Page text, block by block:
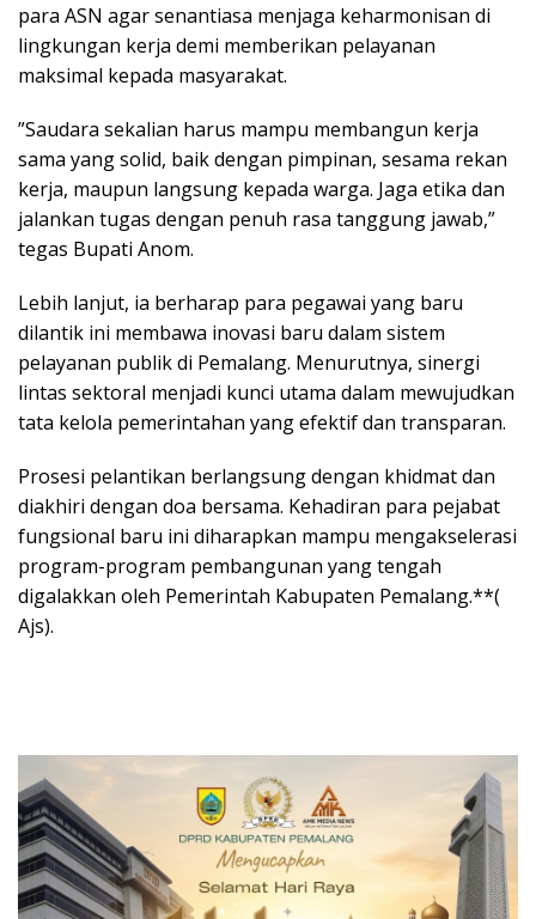
para ASN agar senantiasa menjaga keharmonisan di
lingkungan kerja demi memberikan pelayanan
maksimal kepada masyarakat.
​”Saudara sekalian harus mampu membangun kerja
sama yang solid, baik dengan pimpinan, sesama rekan
kerja, maupun langsung kepada warga. Jaga etika dan
jalankan tugas dengan penuh rasa tanggung jawab,”
tegas Bupati Anom.
​Lebih lanjut, ia berharap para pegawai yang baru
dilantik ini membawa inovasi baru dalam sistem
pelayanan publik di Pemalang. Menurutnya, sinergi
lintas sektoral menjadi kunci utama dalam mewujudkan
tata kelola pemerintahan yang efektif dan transparan.
​Prosesi pelantikan berlangsung dengan khidmat dan
diakhiri dengan doa bersama. Kehadiran para pejabat
fungsional baru ini diharapkan mampu mengakselerasi
program-program pembangunan yang tengah
digalakkan oleh Pemerintah Kabupaten Pemalang.**(
Ajs).